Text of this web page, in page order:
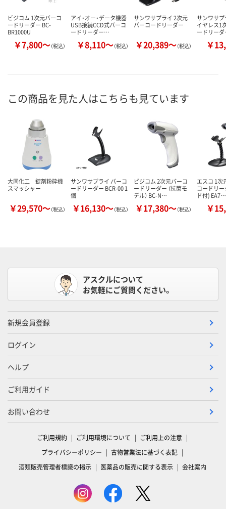
ビジコム 1次元バーコ
ードリーダー BC-
BR1000U
￥7,800～（税込）
アイ・オー・データ機器
USB接続CCD式バーコ
ードリーダー…
￥8,110～（税込）
サンワサプライ 2次元
バーコードリーダー
￥20,389～（税込）
サンワサプ
イヤレス1
ードリー
￥
この商品を見た人はこちらも見ています
大同化工 錠剤粉砕機
スマッシャー
￥29,570～（税込）
サンワサプライ バーコ
ードリーダー BCR-00 1
個
￥16,130～（税込）
ビジコム 2次元バーコ
ードリーダー （抗菌モ
デル） BC-N…
￥17,380～（税込）
エスコ 1次
コードリ
ド付) EA7…
￥
アスクルについて
お気軽にご質問ください。
新規会員登録
ログイン
ヘルプ
ご利用ガイド
お問い合わせ
ご利用規約 ご利用環境について
ご利用上の注意
プライバシーポリシー
古物営業法に基づく表記
酒類販売管理者標識の掲示
医薬品の販売に関する表示 会社案内